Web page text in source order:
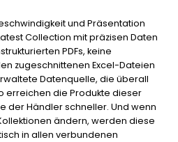
und Präsentation
Collection mit präzisen Daten
PDFs, keine
zugeschnittenen Excel-Dateien
Datenquelle, die überall
erreichen die Produkte dieser
der Händler schneller. Und wenn
ändern, werden diese
in allen verbundenen